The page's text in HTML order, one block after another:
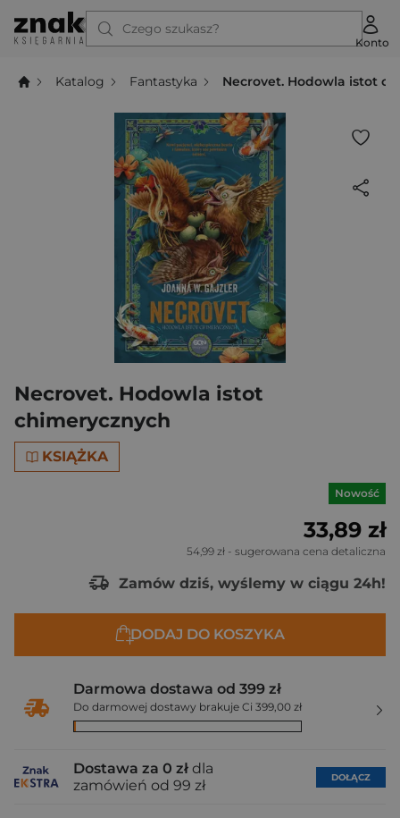
Czego szukasz?
Konto
Katalog Fantastyka Necrovet. Hodowla istot
Necrovet. Hodowla istot
chimerycznych
KSIĄŻKA
Nowość
33,89 zł
54,99 zł - sugerowana cena detaliczna
Zamów dziś, wyślemy w ciągu 24h!
DODAJ DO KOSZYKA
Darmowa dostawa od 399 zł
Do darmowej dostawy brakuje Ci 399,00 zł
Dostawa za 0 zł dla
zamówień od 99 zł
DOŁĄCZ